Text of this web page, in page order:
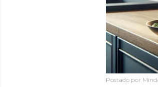
Postado por